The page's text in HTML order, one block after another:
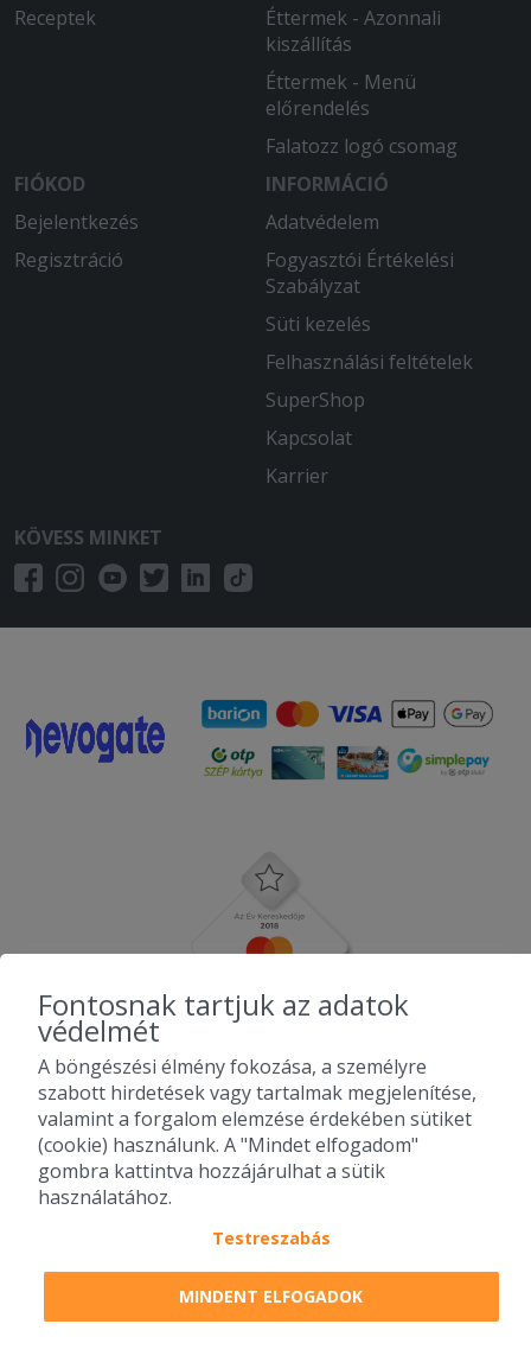
Receptek
Éttermek - Azonnali
kiszállítás
Éttermek - Menü
előrendelés
Falatozz logó csomag
FIÓKOD
Bejelentkezés
Regisztráció
INFORMÁCIÓ
Adatvédelem
Fogyasztói Értékelési
Szabályzat
Süti kezelés
Felhasználási feltételek
SuperShop
Kapcsolat
Karrier
KÖVESS MINKET
2010-2026 Copyright - Falatozz.hu - Diston-line Kft.
Pizza, gyros, hamburger, menük kedvező áron, egy helyen az összes
étterem ajánlata.
Fontosnak tartjuk az adatok
védelmét
A böngészési élmény fokozása, a személyre
szabott hirdetések vagy tartalmak megjelenítése,
valamint a forgalom elemzése érdekében sütiket
(cookie) használunk. A "Mindet elfogadom"
gombra kattintva hozzájárulhat a sütik
használatához.
Testreszabás
MINDENT ELFOGADOK